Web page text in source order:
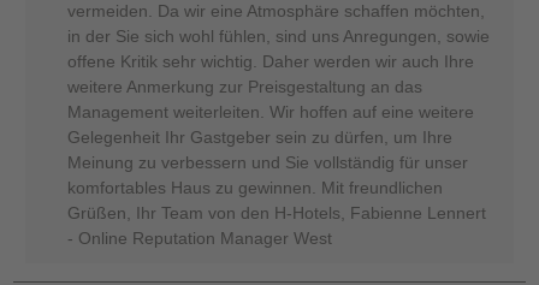
vermeiden. Da wir eine Atmosphäre schaffen möchten,
in der Sie sich wohl fühlen, sind uns Anregungen, sowie
offene Kritik sehr wichtig. Daher werden wir auch Ihre
weitere Anmerkung zur Preisgestaltung an das
Management weiterleiten. Wir hoffen auf eine weitere
Gelegenheit Ihr Gastgeber sein zu dürfen, um Ihre
Meinung zu verbessern und Sie vollständig für unser
komfortables Haus zu gewinnen. Mit freundlichen
Grüßen, Ihr Team von den H-Hotels, Fabienne Lennert
- Online Reputation Manager West